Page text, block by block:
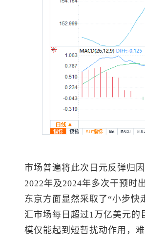
市场普遍将此次日元反弹归
2022年及2024年多次干预时
东京方面显然采取了“小步
汇市场每日超过1万亿美元
模仅能起到短暂扰动作用，